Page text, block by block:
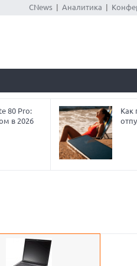
CNews| Аналитика
80 Pro:
в 2026
Как